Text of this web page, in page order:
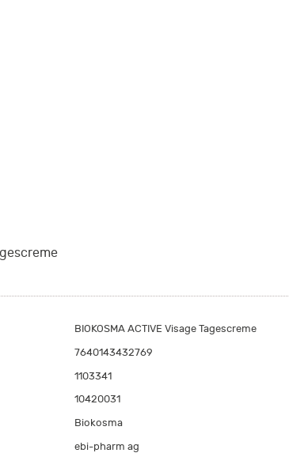
BIOKOSMA ACTIVE Visage Tagescreme
7640143432769
1103341
10420031
Biokosma
ebi-pharm ag